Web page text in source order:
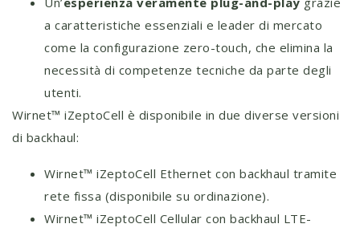
a caratteristiche essenziali e leader di mercato
come la configurazione zero-touch, che elimina la
necessità di competenze tecniche da parte degli
utenti.
Wirnet™ iZeptoCell è disponibile in due diverse versioni
di backhaul:
Wirnet™ iZeptoCell Ethernet con backhaul tramite
rete fissa (disponibile su ordinazione).
Wirnet™ iZeptoCell Cellular con backhaul LTE-